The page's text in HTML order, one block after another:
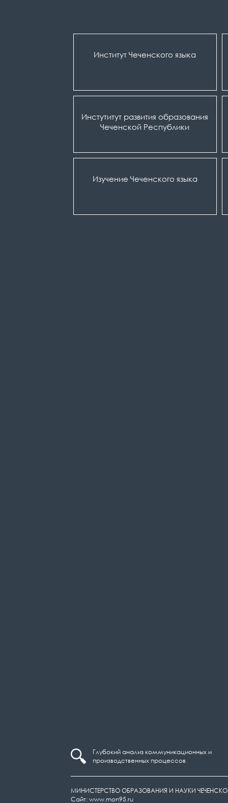
Институт Чеченского языка
Инстутитут развития образования
Чеченской Республики
Изучение Чеченского языка
Глубокий анализ коммуникационных и
производственных процессов
МИНИСТЕРСТВО ОБРАЗОВАНИЯ И НАУКИ
Сайт: www.mon95.ru